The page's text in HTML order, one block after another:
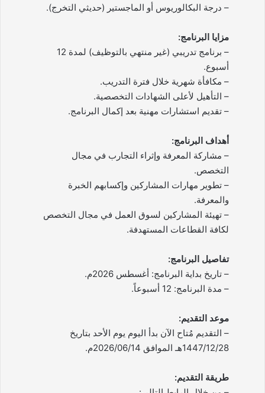
– درجة البكالوريوس أو الماجستير (حديثي التخرج).
مزايا البرنامج:
– برنامج تدريبي (غير منتهي بالتوظيف) لمدة 12
أسبوع.
– مكافأة شهرية خلال فترة التدريب.
– التأهيل لأعلى الشهادات التخصصية.
– تقديم استشارات مهنية بعد إكمال البرنامج.
أهداف البرنامج:
– مشاركة المعرفة وإثراء التجارب في مجال
التخصص.
– تطوير مهارات المشاركين وإكسابهم الخبرة
والمعرفة.
– تهيئة المشاركين لسوق العمل في مجال التخصص
لكافة القطاعات المستهدفة.
تفاصيل البرنامج:
– تاريخ بداية البرنامج: أغسطس 2026م.
– مدة البرنامج: 12 أسبوعاً.
موعد التقديم:
– التقديم مُتاح الآن بدأ اليوم يوم الأحد بتاريخ
1447/12/28هـ الموافق 2026/06/14م.
طريقة التقديم: